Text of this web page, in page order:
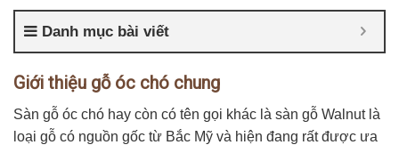
Danh mục bài viết
Giới thiệu gỗ óc chó chung
Sàn gỗ óc chó hay còn có tên gọi khác là sàn gỗ Walnut là
loại gỗ có nguồn gốc từ Bắc Mỹ và hiện đang rất được ưa